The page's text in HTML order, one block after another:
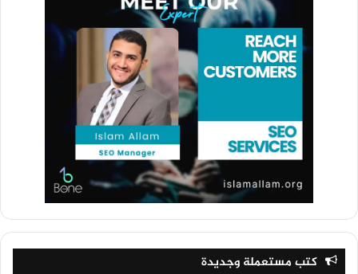
كتب مستعملة وجديدة